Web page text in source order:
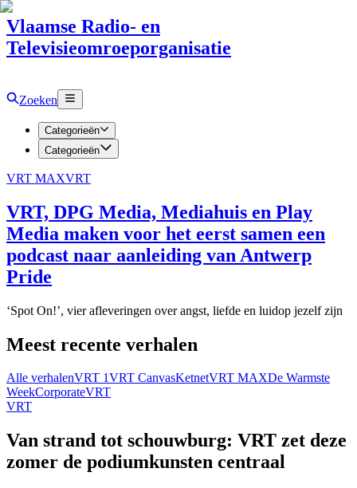
Vlaamse Radio- en
Televisieomroeporganisatie
Zoeken
Categorieën
Categorieën
VRT MAXVRT
VRT, DPG Media, Mediahuis en Play
Media maken voor het eerst samen een
podcast naar aanleiding van Antwerp
Pride
‘Spot On!’, vier afleveringen over angst, liefde en luidop jezelf zijn
Meest recente verhalen
Alle verhalenVRT 1VRT CanvasKetnetVRT MAXDe Warmste
WeekCorporateVRT
VRT
Van strand tot schouwburg: VRT zet deze
zomer de podiumkunsten centraal